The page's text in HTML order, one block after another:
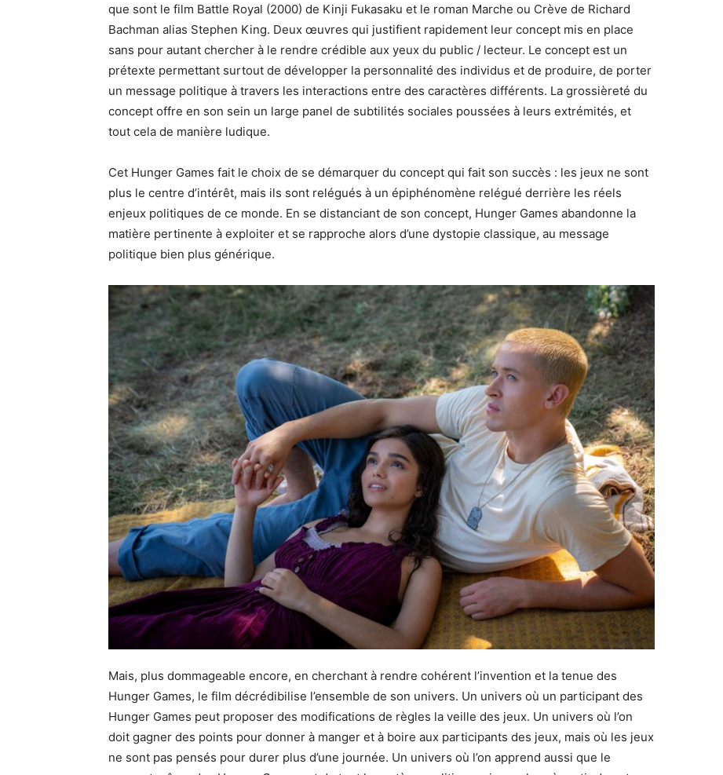
que sont le film Battle Royal (2000) de Kinji Fukasaku et le roman Marche ou Crève de Richard
Bachman alias Stephen King. Deux œuvres qui justifient rapidement leur concept mis en place
sans pour autant chercher à le rendre crédible aux yeux du public / lecteur. Le concept est un
prétexte permettant surtout de développer la personnalité des individus et de produire, de porter
un message politique à travers les interactions entre des caractères différents. La grossièreté du
concept offre en son sein un large panel de subtilités sociales poussées à leurs extrémités, et
tout cela de manière ludique.
Cet Hunger Games fait le choix de se démarquer du concept qui fait son succès : les jeux ne sont
plus le centre d’intérêt, mais ils sont relégués à un épiphénomène relégué derrière les réels
enjeux politiques de ce monde. En se distanciant de son concept, Hunger Games abandonne la
matière pertinente à exploiter et se rapproche alors d’une dystopie classique, au message
politique bien plus générique.
Mais, plus dommageable encore, en cherchant à rendre cohérent l’invention et la tenue des
Hunger Games, le film décrédibilise l’ensemble de son univers. Un univers où un participant des
Hunger Games peut proposer des modifications de règles la veille des jeux. Un univers où l’on
doit gagner des points pour donner à manger et à boire aux participants des jeux, mais où les jeux
ne sont pas pensés pour durer plus d’une journée. Un univers où l’on apprend aussi que le